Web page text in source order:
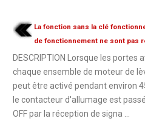
La fonction sans la clé
de fonctionnement ne sont pas
DESCRIPTION Lorsque les portes
chaque ensemble de moteur de
peut être activé pendant environ
le contacteur d'allumage est
OFF par la réception de signa ...